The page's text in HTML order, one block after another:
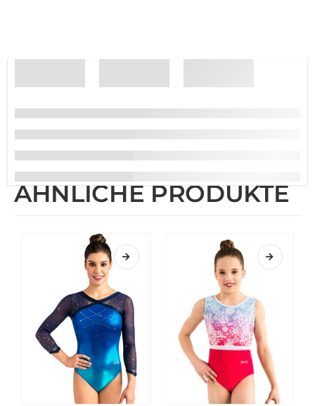
ÄHNLICHE PRODUKTE